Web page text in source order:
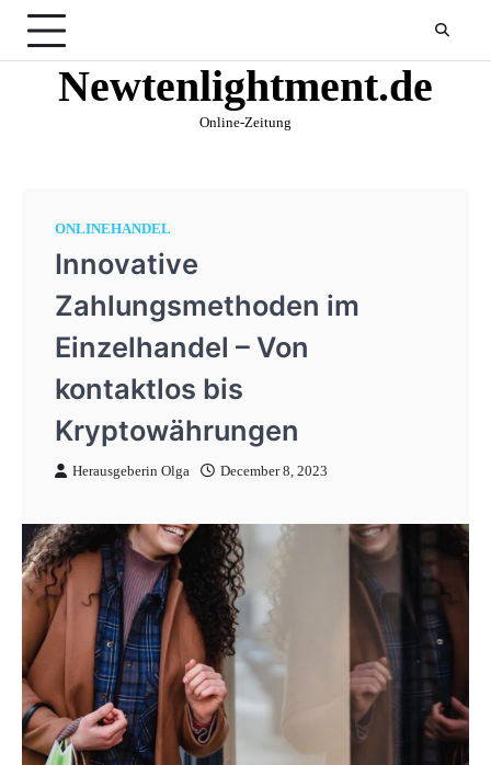
Skip
content Newtenlightment.de
Online-Zeitung
ONLINEHANDEL
Innovative
Zahlungsmethoden im
Einzelhandel – Von
kontaktlos bis
Kryptowährungen
Herausgeberin Olga December 8, 2023